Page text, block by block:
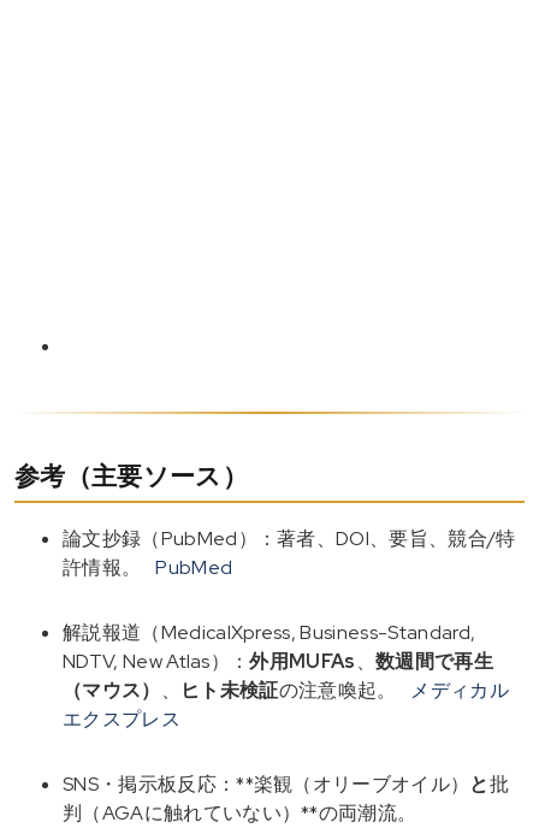
参考（主要ソース）
論文抄録（PubMed）：著者、DOI、要旨、競合/特
許情報。
PubMed
解説報道（MedicalXpress, Business-Standard,
NDTV, New Atlas）：外用MUFAs、数週間で再生
（マウス） 、 ヒト未検証の注意喚起。
メディカル
エクスプレス
SNS・掲示板反応：**楽観（オリーブオイル） と批
判（AGAに触れていない）**の両潮流。